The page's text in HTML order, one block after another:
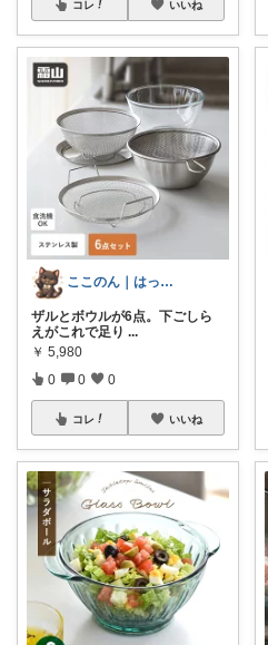
コレ いいね
ここのん｜はっぴいライフ💓
ザルとボウルが6点。下ごしら
えがこれで足り ...
￥ 5,980
0 0 0
コレ いいね